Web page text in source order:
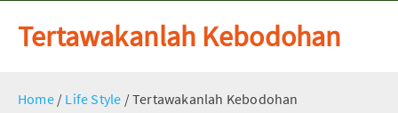
Tertawakanlah Kebodohan
Home / Life Style /Tertawakanlah Kebodohan